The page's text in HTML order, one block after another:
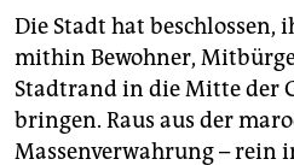
genossenschaft
epaper login
Die Stadt hat beschlossen,
mithin Bewohner,
Stadtrand in die Mitte der
bringen. Raus aus der
Massenverwahrung – rein